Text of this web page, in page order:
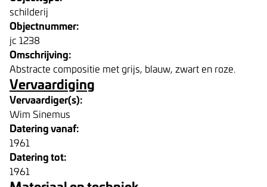
schilderij
Objectnummer:
jc 1238
Omschrijving:
Abstracte compositie met grijs, blauw, zwart en roze.
Vervaardiging
Vervaardiger(s):
Wim Sinemus
Datering vanaf:
1961
Datering tot:
1961